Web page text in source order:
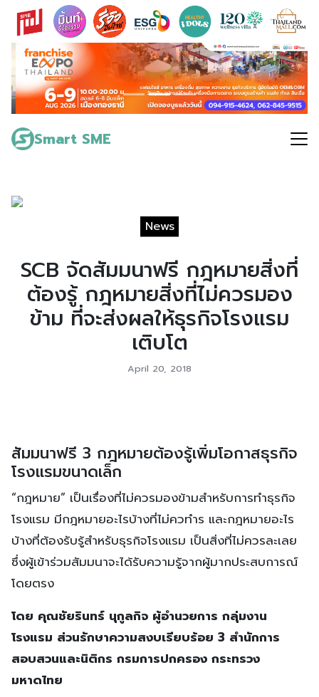
Skip
content
Smart SME
Search
News
SCB จัดสัมมนาฟรี กฎหมายสิ่งที่
ต้องรู้ กฎหมายสิ่งที่ไม่ควรมอง
ข้าม ที่จะส่งผลให้ธุรกิจโรงแรม
เติบโต
April 20, 2018
สัมมนาฟรี 3 กฎหมายต้องรู้เพิ่มโอกาสธุรกิจ
โรงแรมขนาดเล็ก
“กฎหมาย” เป็นเรื่องที่ไม่ควรมองข้ามสำหรับการทำธุรกิจ
โรงแรม มีกฎหมายอะไรบ้างที่ไม่ควทำร และกฎหมายอะไร
บ้างที่ต้องรับรู้สำหรับธุรกิจโรงแรม เป็นสิ่งที่ไม่ควรละเลย
ซึ่งผู้เข้าร่วมสัมมนาจะได้รับความรู้จากผู้มากประสบการณ์
โดยตรง
โดย คุณชัยรินทร์ นุกูลกิจ ผู้อำนวยการ กลุ่มงาน
โรงแรม ส่วนรักษาความสงบเรียบร้อย 3 สำนักการ
สอบสวนและนิติกร กรมการปกครอง กระทรวง
มหาดไทย